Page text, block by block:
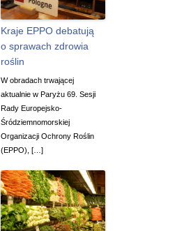
Kraje EPPO debatują
o sprawach zdrowia
roślin
W obradach trwającej
aktualnie w Paryżu 69. Sesji
Rady Europejsko-
Śródziemnomorskiej
Organizacji Ochrony Roślin
(EPPO), […]